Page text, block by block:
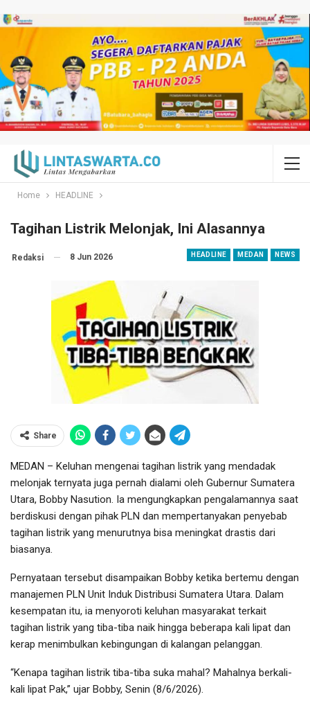
Home HEADLINE
Tagihan Listrik Melonjak, Ini Alasannya
HEADLINE MEDAN NEWS
Redaksi 8 Jun 2026
Share
MEDAN – Keluhan mengenai tagihan listrik yang mendadak
melonjak ternyata juga pernah dialami oleh Gubernur Sumatera
Utara, Bobby Nasution. Ia mengungkapkan pengalamannya saat
berdiskusi dengan pihak PLN dan mempertanyakan penyebab
tagihan listrik yang menurutnya bisa meningkat drastis dari
biasanya.
Pernyataan tersebut disampaikan Bobby ketika bertemu dengan
manajemen PLN Unit Induk Distribusi Sumatera Utara. Dalam
kesempatan itu, ia menyoroti keluhan masyarakat terkait
tagihan listrik yang tiba-tiba naik hingga beberapa kali lipat dan
kerap menimbulkan kebingungan di kalangan pelanggan.
“Kenapa tagihan listrik tiba-tiba suka mahal? Mahalnya berkali-
kali lipat Pak,” ujar Bobby, Senin (8/6/2026).